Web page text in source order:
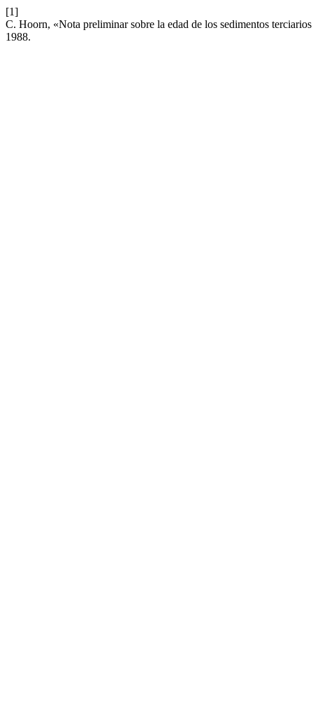
[1]
C. Hoorn, «Nota preliminar sobre la edad de los sedimentos
1988.